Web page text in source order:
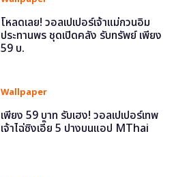
โหลดเลย! วอลเปเปอร์เจ้าแม่กวนอิม
ประทานพร ชุดเปิดคลัง รับทรัพย์ เพียง
59 บ.
Wallpaper
เพียง 59 บาท รับเฮง! วอลเปเปอร์เทพ
เจ้าไฉ่ซิงเอี๊ย 5 ปางบนแอป MThai